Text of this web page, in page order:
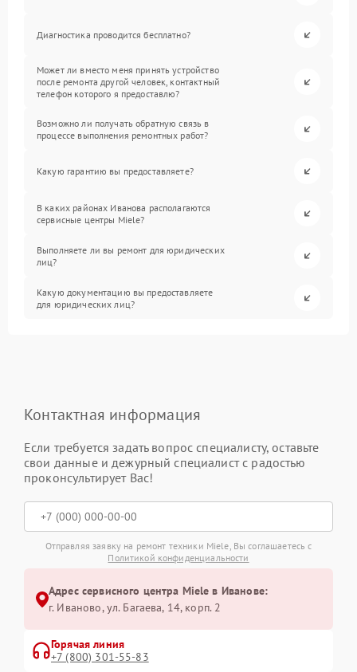
Диагностика проводится бесплатно?
Может ли вместо меня принять устройство
после ремонта другой человек, контактный
телефон которого я предоставлю?
Возможно ли получать обратную связь в
процессе выполнения ремонтных работ?
Какую гарантию вы предоставляете?
В каких районах Иванова располагаются
сервисные центры Miele?
Выполняете ли вы ремонт для юридических
лиц?
Какую документацию вы предоставляете
для юридических лиц?
Контактная информация
Если требуется задать вопрос специалисту, оставьте
свои данные и дежурный специалист с радостью
проконсультирует Вас!
Отправляя заявку на ремонт техники Miele, Вы соглашаетесь с
Политикой конфиденциальности
Адрес сервисного центра Miele в Иванове:
г. Иваново, ул. Багаева, 14, корп. 2
Горячая линия
+7 (800) 301-55-83